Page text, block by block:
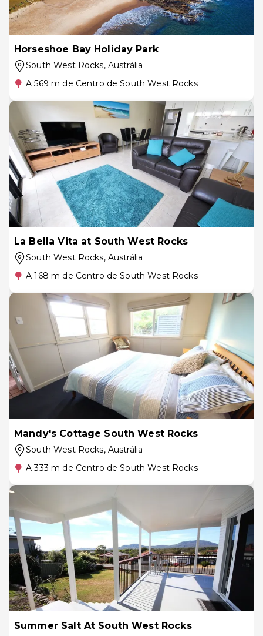
Horseshoe Bay Holiday Park
South West Rocks, Austrália
A 569 m de Centro de South West Rocks
La Bella Vita at South West Rocks
South West Rocks, Austrália
A 168 m de Centro de South West Rocks
Mandy's Cottage South West Rocks
South West Rocks, Austrália
A 333 m de Centro de South West Rocks
Summer Salt At South West Rocks